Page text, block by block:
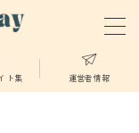
ト集 運営者情報